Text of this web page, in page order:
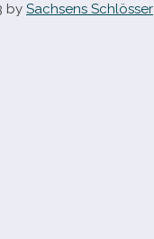
by Sachsens Schlösser